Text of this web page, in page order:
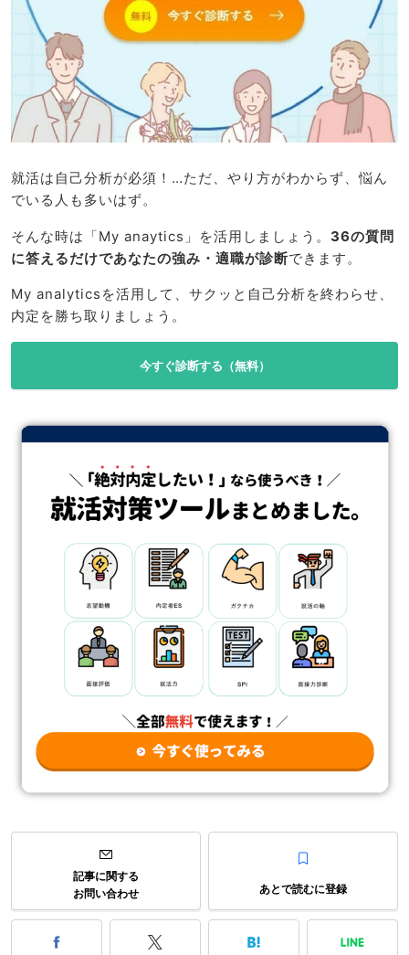
就活は自己分析が必須！…ただ、やり方がわからず、悩ん
でいる人も多いはず。
そんな時は「My anaytics」を活用しましょう。 36の質問
に答えるだけであなたの強み・適職が診断できます。
My analyticsを活用して、サクッと自己分析を終わらせ、
内定を勝ち取りましょう。
今すぐ診断する（無料）
記事に関する
お問い合わせ
あとで読むに登録